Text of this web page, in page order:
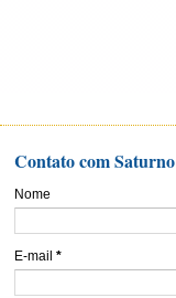
Contato com Saturno
Nome
E-mail *